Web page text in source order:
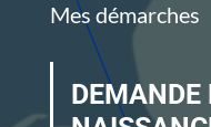
Mes démarches
DEMANDE